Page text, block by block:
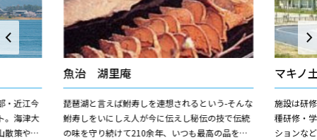
・近江今
。海津大
散策や竹
魚治 湖里庵
琵琶湖と言えば鮒寿しを連想されるという-そんな
鮒寿しをいにしえ人が今に伝えし秘伝の技で伝統
の味を守り続けて210余年、いつも最高の品をお
マキノ
施設は研
種研修・
ションな